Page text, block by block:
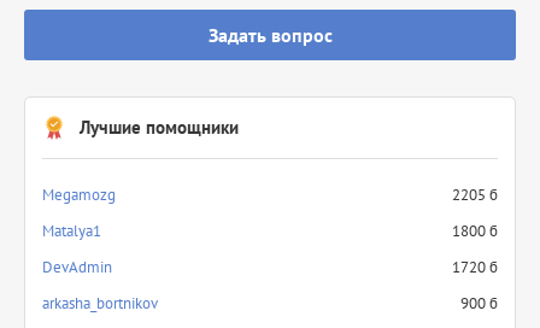
Задать вопрос
Лучшие помощники
Megamozg
2205 б
Matalya1
1800 б
DevAdmin
1720 б
arkasha_bortnikov
900 б